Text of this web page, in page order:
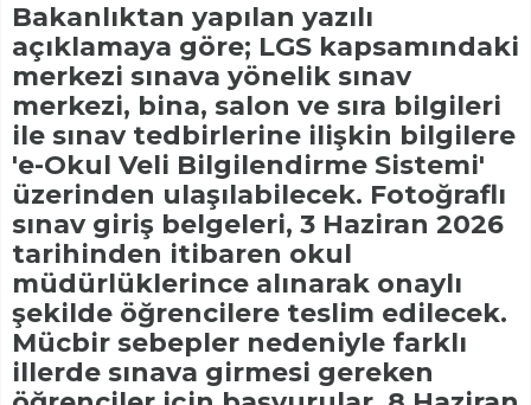
Bakanlıktan yapılan yazılı
açıklamaya göre; LGS kapsamındaki
merkezi sınava yönelik sınav
merkezi, bina, salon ve sıra bilgileri
ile sınav tedbirlerine ilişkin bilgilere
'e-Okul Veli Bilgilendirme Sistemi'
üzerinden ulaşılabilecek. Fotoğraflı
sınav giriş belgeleri, 3 Haziran 2026
tarihinden itibaren okul
müdürlüklerince alınarak onaylı
şekilde öğrencilere teslim edilecek.
Mücbir sebepler nedeniyle farklı
illerde sınava girmesi gereken